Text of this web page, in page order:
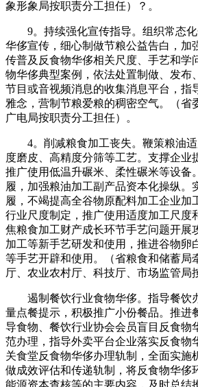
象形象局按职责分工担任）？。
9。持续强化宣传指导。组织常态化
华侈宣传，细心制做节粮公益告白，加
传普及反食物华侈相关尺度、手艺和学
物华侈典型案例，依法处置制做、发布
节目或音视频消息的收集消息平台，指
雅念，营制节粮爱粮的稠密空气。（省
广电局按职责分工担任）。
4。削减粮食加工丧失。鞭策粮油适
度磨皮、高精度分筛等工艺。支撑企业
推广使用低温升碾米、柔性碾米等设备
履，加强粮油加工副产品资本化操纵。
履，不竭提高全谷物原配料加工企业加
行业尺度制定，推广使用适度加工尺度
焦粮食加工财产成长环节手艺问题开展
加工等新手艺研发和使用，推进谷物卵
等手艺开辟和使用。（省粮食和储蓄局
厅、农业农村厅、科技厅、市场监管局
遏制餐饮行业食物华侈。指导餐饮
量点餐提示，积极推广小份餐品。推进
导食物、餐饮行业协会会员盲目反食物
范办理，指导外卖平台企业落实反食物
关食堂反食物华侈办理轨制，全面实施
做成效评估和传递轨制，将反食物华侈
能源资本查核等的主要内容，及时总结